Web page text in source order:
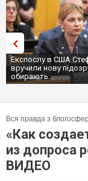
Експослу в США
вручили нову
обирають...
Вся правда з
«Как
из допроса
ВИДЕО